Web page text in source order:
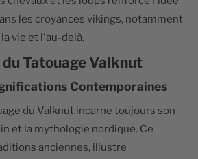
les croyances vikings, notamment
vie et l'au-delà.
Tatouage Valknut
Contemporaines
du Valknut incarne toujours son
et la mythologie nordique. Ce
anciennes, illustre